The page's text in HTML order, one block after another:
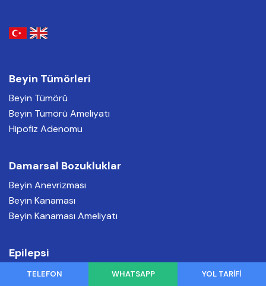
Beyin Tümörleri
Beyin Tümörü
Beyin Tümörü Ameliyatı
Hipofiz Adenomu
Damarsal Bozukluklar
Beyin Anevrizması
Beyin Kanaması
Beyin Kanaması Ameliyatı
Epilepsi
Epilepsi Ameliyatı
TELEFON WHATSAPP YOL TARİFİ